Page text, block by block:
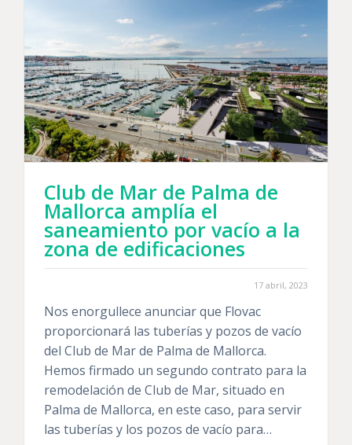
Club de Mar de Palma de
Mallorca amplía el
saneamiento por vacío a la
zona de edificaciones
17 abril, 2023
Nos enorgullece anunciar que Flovac
proporcionará las tuberías y pozos de vacío
del Club de Mar de Palma de Mallorca.
Hemos firmado un segundo contrato para la
remodelación de Club de Mar, situado en
Palma de Mallorca, en este caso, para servir
las tuberías y los pozos de vacío para…